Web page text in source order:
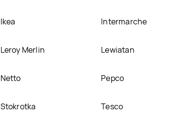
Ikea Intermarche
Leroy Merlin Lewiatan
Netto Pepco
Stokrotka Tesco